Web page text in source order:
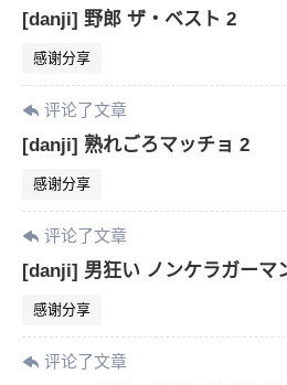
[danji] 野郎 ザ・ベスト 2
感谢分享
评论了文章
[danji] 熟れごろマッチョ 2
感谢分享
评论了文章
[danji] 男狂い ノンケラガーマ
感谢分享
评论了文章